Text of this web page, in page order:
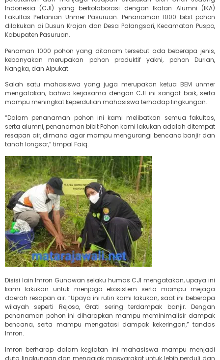
Indonesia (CJI) yang berkolaborasi dengan Ikatan Alumni (IKA)
Fakultas Pertanian Unmer Pasuruan. Penanaman 1000 bibit pohon
dilakukan di Dusun Krajan dan Desa Palangsari, Kecamatan Puspo,
Kabupaten Pasuruan.
Penaman 1000 pohon yang ditanam tersebut ada beberapa jenis,
kebanyakan merupakan pohon produktif yakni, pohon Durian,
Nangka, dan Alpukat.
Salah satu mahasiswa yang juga merupakan ketua BEM unmer
mengatakan, bahwa kerjasama dengan CJI ini sangat baik, serta
mampu meningkat keperdulian mahasiswa terhadap lingkungan.
“Dalam penanaman pohon ini kami melibatkan semua fakultas,
serta alumni, penanaman bibit Pohon kami lakukan adalah ditempat
resapan air, dimana agar mampu mengurangi bencana banjir dan
tanah longsor,” timpal Faiq.
Disisi lain Imron Gunawan selaku humas CJI mengatakan, upaya ini
kami lakukan untuk menjaga ekosistem serta mampu mejaga
daerah resapan air. “Upaya ini rutin kami lakukan, saat ini beberapa
wilayah seperti Rejoso, Grati sering terdampak banjir. Dengan
penanaman pohon ini diharapkan mampu meminimalisir dampak
bencana, serta mampu mengatasi dampak kekeringan,” tandas
Imron.
Imron berharap dalam kegiatan ini mahasiswa mampu menjadi
duta lingkungan dan mengajak masyarakat untuk lebih perduli dan